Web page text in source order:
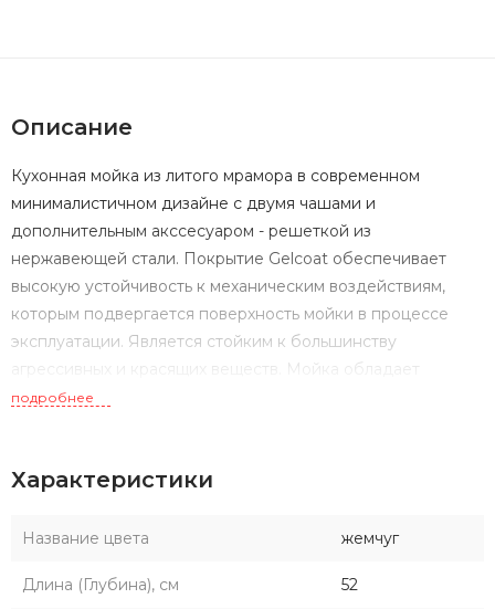
Описание
Кухонная мойка из литого мрамора в современном
минималистичном дизайне с двумя чашами и
дополнительным акссесуаром - решеткой из
нержавеющей стали. Покрытие Gelcoat обеспечивает
высокую устойчивость к механическим воздействиям,
которым подвергается поверхность мойки в процессе
эксплуатации. Является стойким к большинству
агрессивных и красящих веществ. Мойка обладает
высокими бактерицидными свойствами и является
подробнее
Характеристики
Название цвета жемчуг
Длина (Глубина), см 52